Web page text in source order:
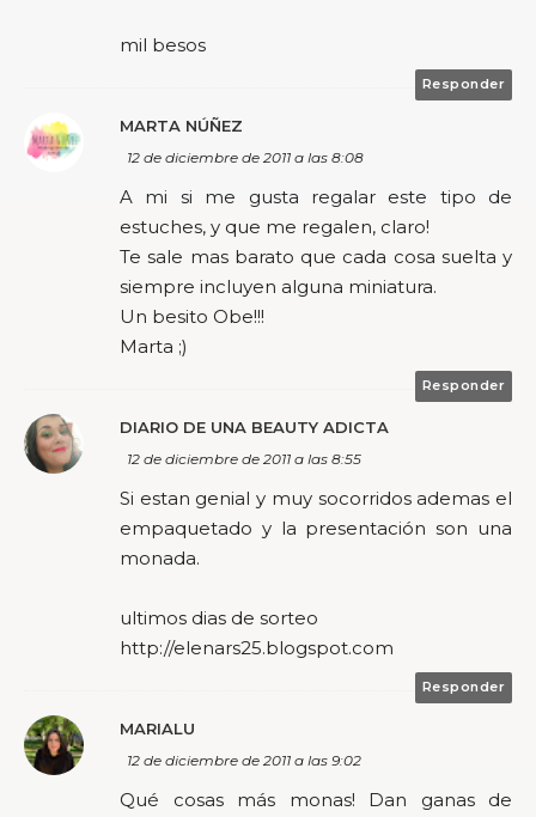
mil besos
Responder
MARTA NÚÑEZ
12 de diciembre de 2011 a las 8:08
A mi si me gusta regalar este tipo de
estuches, y que me regalen, claro!
Te sale mas barato que cada cosa suelta y
siempre incluyen alguna miniatura.
Un besito Obe!!!
Marta ;)
Responder
DIARIO DE UNA BEAUTY ADICTA
12 de diciembre de 2011 a las 8:55
Si estan genial y muy socorridos ademas el
empaquetado y la presentación son una
monada.
ultimos dias de sorteo
http://elenars25.blogspot.com
Responder
MARIALU
12 de diciembre de 2011 a las 9:02
Qué cosas más monas! Dan ganas de